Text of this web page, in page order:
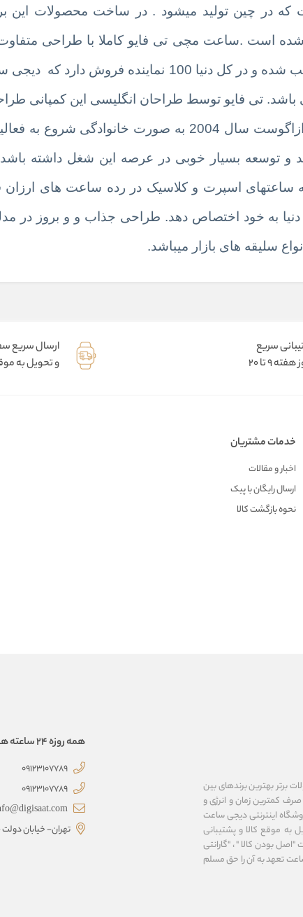
در چین تولید میشود . در ساخت محصولات این
شده است .ساعت مچی تی فایو کاملا با طراحی
نماینده فروش دارد که
دیجی
تی فایو توسط طراحان انگلیسی این کمپانی
کشور چین با متریال عالی تولید میگرد . این برند ازاگوست سال 2004 به صورت
و توسعه بسیار خوبی در عرصه این شغل داشته باشد
ساعتهای اسپرت و کلاسیک در رده ساعت های ارزان
به خود اختصاص دهد. طراحی جذاب و و بروز در
سلیقه های بازار میباشد.
سریع
ارسال سریع
و تحویل به
خدمات مشتریان
اخبار و مقالات
ارسال رایگان با پیک
نحوه بازگشت کالا
برتر بهترین برندهای بین
صرف کمترین زمان و انرژی و
اینترنتی دیجی ساعت
به موقع کالا و پشتیبانی
"اصل بودن کالا " ، "گارانتی
تعهد به آن را حق مسلم
همه روزه 24 ساعته همراهتیم
09123107789
09123107789
تهران- خیابان دولت